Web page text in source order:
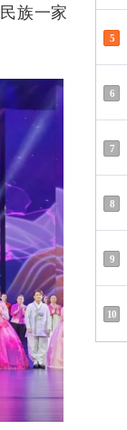
族一家